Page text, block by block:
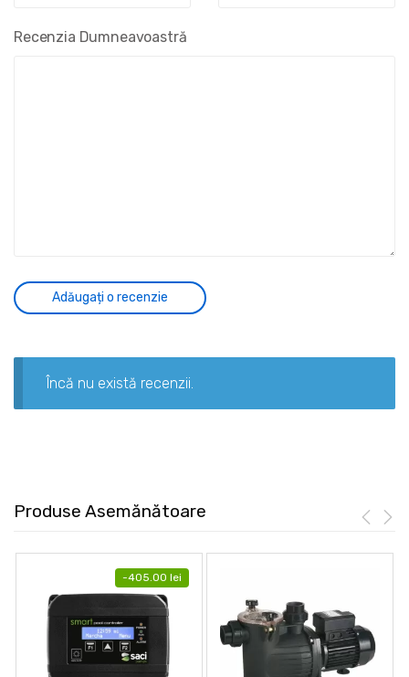
Recenzia Dumneavoastră
Încă nu există recenzii.
Produse Asemănătoare
-405.00 lei